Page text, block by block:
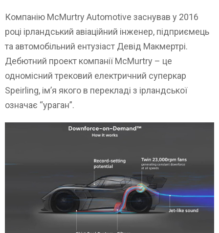
Компанію McMurtry Automotive заснував у 2016
році ірландський авіаційний інженер, підприємець
та автомобільний ентузіаст Девід Макмертрі.
Дебютний проект компанії McMurtry – це
одномісний трековий електричний суперкар
Speirling, ім’я якого в перекладі з ірландської
означає “ураган”.